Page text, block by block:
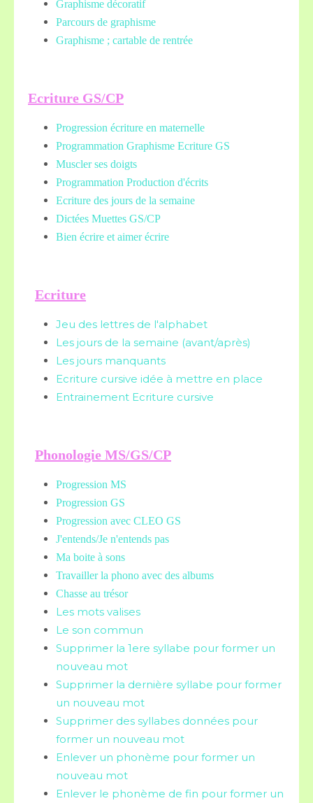
Graphisme décoratif
Parcours de graphisme
Graphisme ; cartable de rentrée
Ecriture GS/CP
Progression écriture en maternelle
Programmation Graphisme Ecriture GS
Muscler ses doigts
Programmation Production d'écrits
Ecriture des jours de la semaine
Dictées Muettes GS/CP
Bien écrire et aimer écrire
Ecriture
Jeu des lettres de l'alphabet
Les jours de la semaine (avant/après)
Les jours manquants
Ecriture cursive idée à mettre en place
Entrainement Ecriture cursive
Phonologie MS/GS/CP
Progression MS
Progression GS
Progression avec CLEO GS
J'entends/Je n'entends pas
Ma boite à sons
Travailler la phono avec des albums
Chasse au trésor
Les mots valises
Le son commun
Supprimer la 1ere syllabe pour former un
nouveau mot
Supprimer la dernière syllabe pour former
un nouveau mot
Supprimer des syllabes données pour
former un nouveau mot
Enlever un phonème pour former un
nouveau mot
Enlever le phonème de fin pour former un